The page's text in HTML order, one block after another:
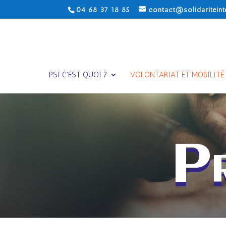
04 68 37 18 85
PSI C’EST QUOI ? VOLONTARIAT ET MOBILITÉ